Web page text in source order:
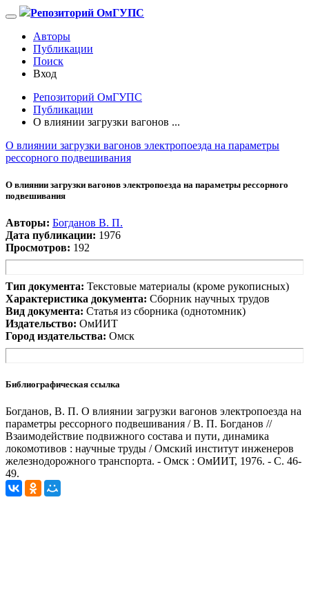
Репозиторий ОмГУПС
Авторы
Публикации
Поиск
Вход
Репозиторий ОмГУПС
Публикации
О влиянии загрузки вагонов ...
О влиянии загрузки вагонов электропоезда на параметры
рессорного подвешивания
О влиянии загрузки вагонов электропоезда на параметры рессорного
подвешивания
Авторы: Богданов В. П.
Дата публикации: 1976
Просмотров: 192
Тип документа: Текстовые материалы (кроме рукописных)
Характеристика документа: Сборник научных трудов
Вид документа: Статья из сборника (однотомник)
Издательство: ОмИИТ
Город издательства: Омск
Библиографическая ссылка
Богданов, В. П. О влиянии загрузки вагонов электропоезда на
параметры рессорного подвешивания / В. П. Богданов //
Взаимодействие подвижного состава и пути, динамика
локомотивов : научные труды / Омский институт инженеров
железнодорожного транспорта. - Омск : ОмИИТ, 1976. - С. 46-
49.